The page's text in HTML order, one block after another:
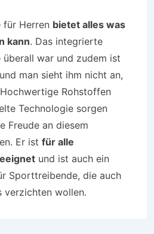
für Herren bietet alles was
kann. Das integrierte
überall war und zudem ist
man sieht ihm nicht an,
Rohstoffen
Technologie sorgen
Freude an diesem
Er ist für alle
und ist auch ein
Sporttreibende, die auch
verzichten wollen.